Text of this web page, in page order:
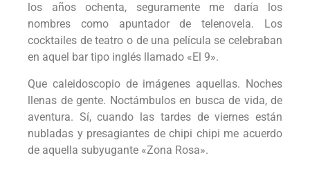
los años ochenta, seguramente me daría los
nombres como apuntador de telenovela. Los
cocktailes de teatro o de una película se celebraban
en aquel bar tipo inglés llamado «El 9».
Que caleidoscopio de imágenes aquellas. Noches
llenas de gente. Noctámbulos en busca de vida, de
aventura. Sí, cuando las tardes de viernes están
nubladas y presagiantes de chipi chipi me acuerdo
de aquella subyugante «Zona Rosa».